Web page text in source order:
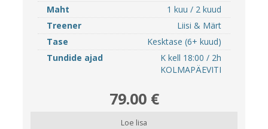
Maht
1 kuu / 2 kuud
Treener
Liisi & Märt
Tase
Kesktase (6+ kuud)
Tundide ajad
K kell 18:00 / 2h
KOLMAPÄEVITI
79.00 €
Loe lisa